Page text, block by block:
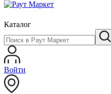
Каталог
Войти